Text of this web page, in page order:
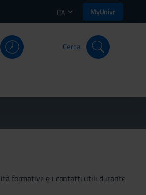
ITA MyUnivr
Cerca
formative e i contatti utili durante